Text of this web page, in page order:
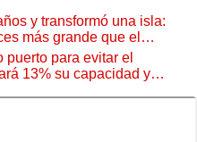
y transformó una isla:
más grande que el
puerto para evitar el
13% su capacidad y